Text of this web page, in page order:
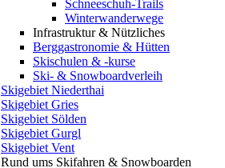
Schneeschuh-Trails
Winterwanderwege
Infrastruktur & Nützliches
Berggastronomie & Hütten
Skischulen & -kurse
Ski- & Snowboardverleih
Skigebiet Niederthai
Skigebiet Gries
Skigebiet Sölden
Skigebiet Gurgl
Skigebiet Vent
Rund ums Skifahren & Snowboarden